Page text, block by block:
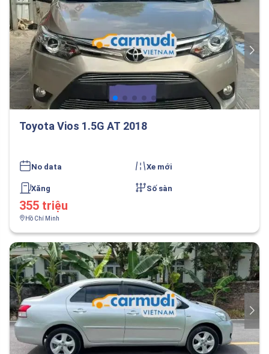
Toyota Vios 1.5G AT 2018
No data Xe mới
Xăng Số sàn
355 triệu
Hồ Chí Minh